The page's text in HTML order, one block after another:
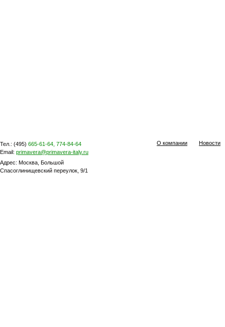
Тел.: (495) 665-61-64, 774-84-64
Email: primavera@primavera-italy.ru
Адрес: Москва, Большой
Спасоглинищевский переулок, 9/1
О компании Новости